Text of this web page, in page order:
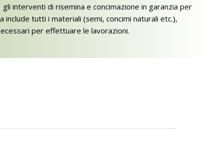
interventi di risemina e concimazione in garanzia per
include tutti i materiali (semi, concimi naturali etc.),
per effettuare le lavorazioni.